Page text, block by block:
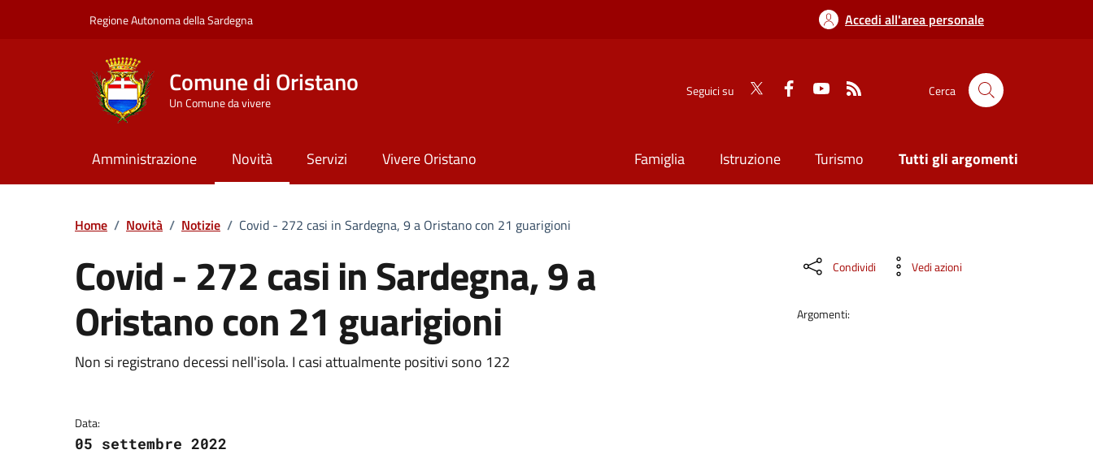
Regione Autonoma della Sardegna Accedi all'area personale
Comune di Oristano
Un Comune da vivere
Seguici su Cerca
Amministrazione Novità Servizi Vivere Oristano Famiglia Istruzione Turismo Tutti gli argomenti
Home / Novità / Notizie / Covid - 272 casi in Sardegna, 9 a Oristano con 21 guarigioni
Covid - 272 casi in Sardegna, 9 a
Oristano con 21 guarigioni
Dettagli della notizia
Non si registrano decessi nell'isola. I casi attualmente positivi sono 122
Data:
05 settembre 2022
Condividi Vedi azioni
Argomenti: